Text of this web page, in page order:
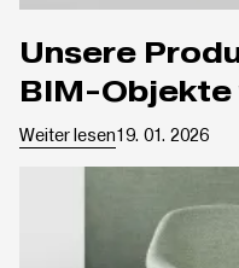
Unsere Produkte sind jetzt als
BIM-
Weiter lesen19. 01. 2026